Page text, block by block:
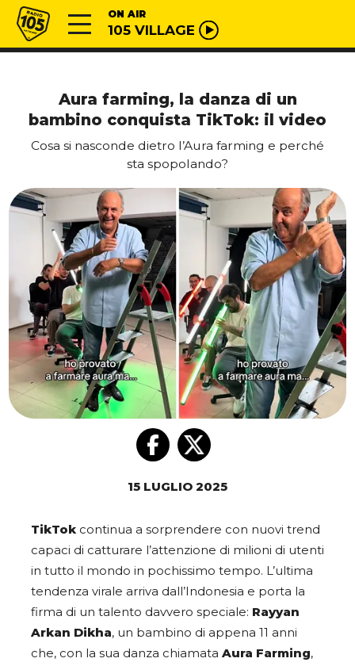
Vai al contenuto
Radio 105 ON AIR
105 VILLAGE
Aura farming, la danza di un
bambino conquista TikTok: il video
Cosa si nasconde dietro l’Aura farming e perché
sta spopolando?
15 LUGLIO 2025
TikTok continua a sorprendere con nuovi trend
capaci di catturare l’attenzione di milioni di utenti
in tutto il mondo in pochissimo tempo. L’ultima
tendenza virale arriva dall’Indonesia e porta la
firma di un talento davvero speciale: Rayyan
Arkan Dikha, un bambino di appena 11 anni
che, con la sua danza chiamata Aura Farming,